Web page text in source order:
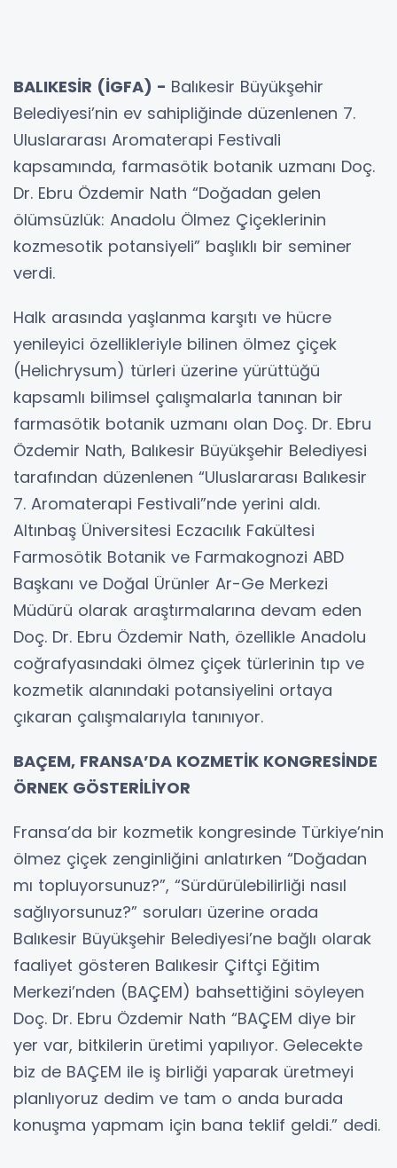
BALIKESİR (İGFA) - Balıkesir Büyükşehir
Belediyesi’nin ev sahipliğinde düzenlenen 7.
Uluslararası Aromaterapi Festivali
kapsamında, farmasötik botanik uzmanı Doç.
Dr. Ebru Özdemir Nath “Doğadan gelen
ölümsüzlük: Anadolu Ölmez Çiçeklerinin
kozmesotik potansiyeli” başlıklı bir seminer
verdi.
Halk arasında yaşlanma karşıtı ve hücre
yenileyici özellikleriyle bilinen ölmez çiçek
(Helichrysum) türleri üzerine yürüttüğü
kapsamlı bilimsel çalışmalarla tanınan bir
farmasötik botanik uzmanı olan Doç. Dr. Ebru
Özdemir Nath, Balıkesir Büyükşehir Belediyesi
tarafından düzenlenen “Uluslararası Balıkesir
7. Aromaterapi Festivali”nde yerini aldı.
Altınbaş Üniversitesi Eczacılık Fakültesi
Farmosötik Botanik ve Farmakognozi ABD
Başkanı ve Doğal Ürünler Ar-Ge Merkezi
Müdürü olarak araştırmalarına devam eden
Doç. Dr. Ebru Özdemir Nath, özellikle Anadolu
coğrafyasındaki ölmez çiçek türlerinin tıp ve
kozmetik alanındaki potansiyelini ortaya
çıkaran çalışmalarıyla tanınıyor.
BAÇEM, FRANSA’DA KOZMETİK KONGRESİNDE
ÖRNEK GÖSTERİLİYOR
Fransa’da bir kozmetik kongresinde Türkiye’nin
ölmez çiçek zenginliğini anlatırken “Doğadan
mı topluyorsunuz?”, “Sürdürülebilirliği nasıl
sağlıyorsunuz?” soruları üzerine orada
Balıkesir Büyükşehir Belediyesi’ne bağlı olarak
faaliyet gösteren Balıkesir Çiftçi Eğitim
Merkezi’nden (BAÇEM) bahsettiğini söyleyen
Doç. Dr. Ebru Özdemir Nath “BAÇEM diye bir
yer var, bitkilerin üretimi yapılıyor. Gelecekte
biz de BAÇEM ile iş birliği yaparak üretmeyi
planlıyoruz dedim ve tam o anda burada
konuşma yapmam için bana teklif geldi.” dedi.